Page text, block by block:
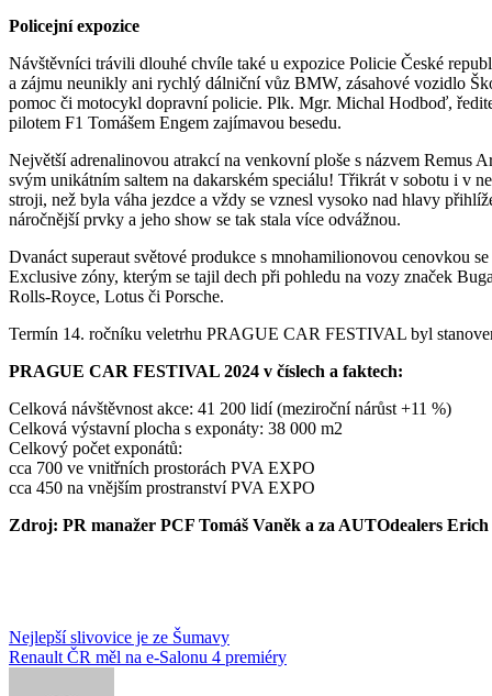
Policejní expozice
Návštěvníci trávili dlouhé chvíle také u expozice Policie České
a zájmu neunikly ani rychlý dálniční vůz BMW, zásahové vozidlo
pomoc či motocykl dopravní policie. Plk. Mgr. Michal Hodboď,
pilotem F1 Tomášem Engem zajímavou besedu.
Největší adrenalinovou atrakcí na venkovní ploše s názvem Remus
svým unikátním saltem na dakarském speciálu! Třikrát v sobotu i v
stroji, než byla váha jezdce a vždy se vznesl vysoko nad hlavy
náročnější prvky a jeho show se tak stala více odvážnou.
Dvanáct superaut světové produkce s mnohamilionovou cenovkou
Exclusive zóny, kterým se tajil dech při pohledu na vozy značek
Rolls-Royce, Lotus či Porsche.
Termín 14. ročníku veletrhu PRAGUE CAR FESTIVAL byl
PRAGUE CAR FESTIVAL 2024 v číslech a faktech:
Celková návštěvnost akce: 41 200 lidí (meziroční nárůst +11 %)
Celková výstavní plocha s exponáty: 38 000 m2
Celkový počet exponátů:
cca 700 ve vnitřních prostorách PVA EXPO
cca 450 na vnějším prostranství PVA EXPO
Zdroj: PR manažer PCF Tomáš Vaněk a za AUTOdealers
Navigace
pro
Nejlepší slivovice je ze Šumavy
Renault ČR měl na e-Salonu 4 premiéry